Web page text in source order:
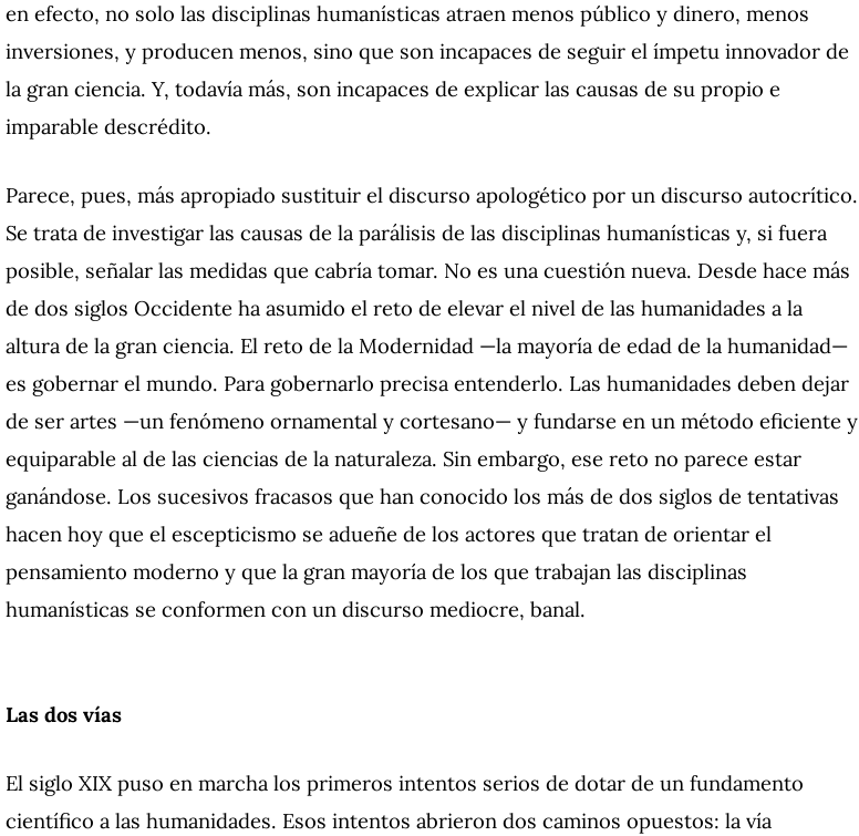
en efecto, no solo las disciplinas humanísticas atraen menos público y dinero, menos
inversiones, y producen menos, sino que son incapaces de seguir el ímpetu innovador de
la gran ciencia. Y, todavía más, son incapaces de explicar las causas de su propio e
imparable descrédito.
Parece, pues, más apropiado sustituir el discurso apologético por un discurso autocrítico.
Se trata de investigar las causas de la parálisis de las disciplinas humanísticas y, si fuera
posible, señalar las medidas que cabría tomar. No es una cuestión nueva. Desde hace más
de dos siglos Occidente ha asumido el reto de elevar el nivel de las humanidades a la
altura de la gran ciencia. El reto de la Modernidad —la mayoría de edad de la humanidad—
es gobernar el mundo. Para gobernarlo precisa entenderlo. Las humanidades deben dejar
de ser artes —un fenómeno ornamental y cortesano— y fundarse en un método eficiente y
equiparable al de las ciencias de la naturaleza. Sin embargo, ese reto no parece estar
ganándose. Los sucesivos fracasos que han conocido los más de dos siglos de tentativas
hacen hoy que el escepticismo se adueñe de los actores que tratan de orientar el
pensamiento moderno y que la gran mayoría de los que trabajan las disciplinas
humanísticas se conformen con un discurso mediocre, banal.
Las dos vías
El siglo XIX puso en marcha los primeros intentos serios de dotar de un fundamento
científico a las humanidades. Esos intentos abrieron dos caminos opuestos: la vía